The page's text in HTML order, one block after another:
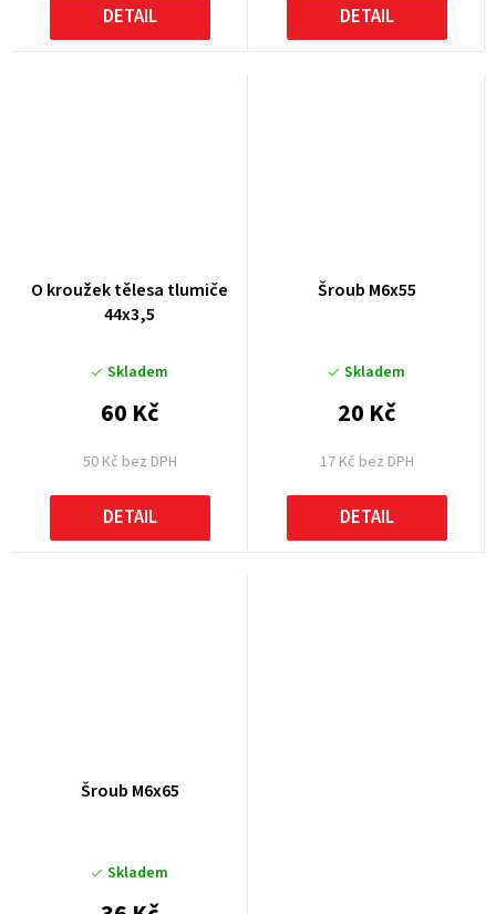
DETAIL DETAIL
O kroužek tělesa tlumiče
44x3,5
Skladem
50 Kč bez DPH
60 Kč
DETAIL
Šroub M6x55
Skladem
17 Kč bez DPH
20 Kč
DETAIL
Šroub M6x65
Skladem